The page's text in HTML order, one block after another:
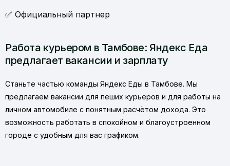
✅ Официальный партнер
Работа курьером в Тамбове: Яндекс Еда
предлагает вакансии и зарплату
Станьте частью команды Яндекс Еды в Тамбове. Мы
предлагаем вакансии для пеших курьеров и для работы на
личном автомобиле с понятным расчётом дохода. Это
возможность работать в спокойном и благоустроенном
городе с удобным для вас графиком.